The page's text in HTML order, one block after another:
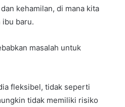
kehamilan, di mana kita
ibu baru.
masalah untuk
fleksibel, tidak seperti
tidak memiliki risiko